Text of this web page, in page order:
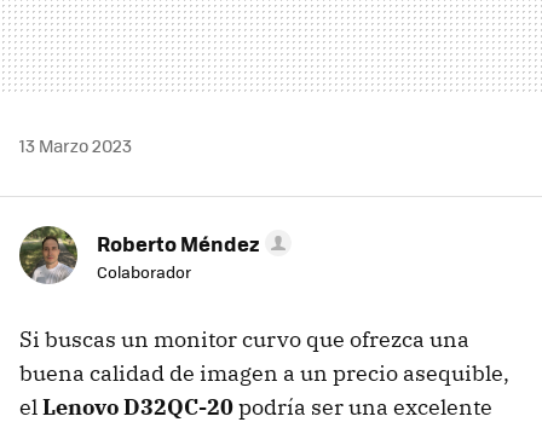
13 Marzo 2023
Roberto Méndez
Colaborador
Si buscas un monitor curvo que ofrezca una
buena calidad de imagen a un precio asequible,
elLenovo D32QC-20podría ser una excelente